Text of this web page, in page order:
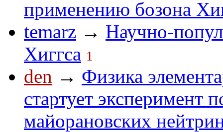
применению бозона
temarz → Научно-
Хиггса 1
den → Физика
стартует эксперимент
майорановских